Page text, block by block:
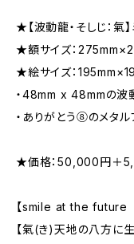
★【波動龍・そしじ：氣
★額サイズ：
★絵サイズ：
・48mm x 48mmの波
・ありがとう⑧のメタル
★価格：50,000円＋
【smile at the
【氣(き)天地の八方に